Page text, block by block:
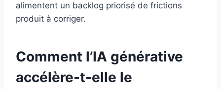
alimentent un backlog priorisé de frictions
produit à corriger.
Comment l’IA générative
accélère-t-elle le